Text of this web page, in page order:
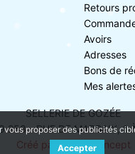
Retours
Avoirs
Adresses
Bons de
Mes
SELLERIE DE GOZÉE
- RUE DE MARBAIX, 1
Créé par NageoConcept
proposer des publicités
Accepter